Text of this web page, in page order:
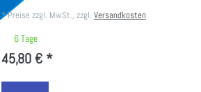
*Preise zzgl. MwSt., zzgl. Versandkosten
6 Tage
45,80 € *